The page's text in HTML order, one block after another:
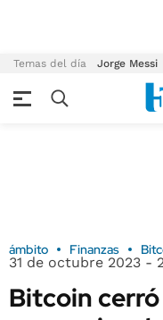
Temas del día Jorge Messi
ámbito Finanzas
31 de octubre 2023 -
Bitcoin